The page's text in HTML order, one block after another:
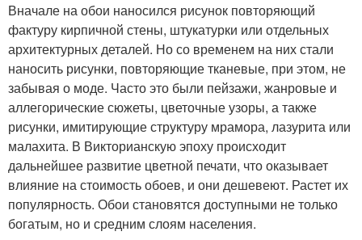
Вначале на обои наносился рисунок повторяющий
фактуру кирпичной стены, штукатурки или отдельных
архитектурных деталей. Но со временем на них стали
наносить рисунки, повторяющие тканевые, при этом, не
забывая о моде. Часто это были пейзажи, жанровые и
аллегорические сюжеты, цветочные узоры, а также
рисунки, имитирующие структуру мрамора, лазурита или
малахита. В Викторианскую эпоху происходит
дальнейшее развитие цветной печати, что оказывает
влияние на стоимость обоев, и они дешевеют. Растет их
популярность. Обои становятся доступными не только
богатым, но и средним слоям населения.